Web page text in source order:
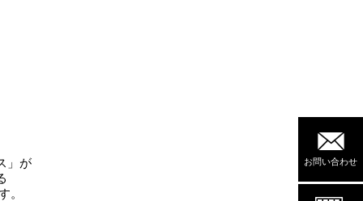
お問い合わせ
」が
。